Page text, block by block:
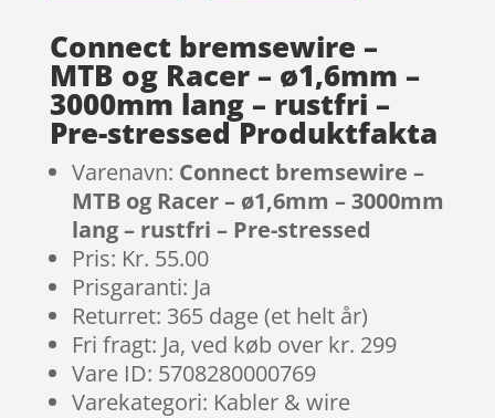
Connect bremsewire –
MTB og Racer – ø1,6mm –
3000mm lang – rustfri –
Pre-stressed Produktfakta
Varenavn: Connect bremsewire –
MTB og Racer – ø1,6mm – 3000mm
lang – rustfri – Pre-stressed
Pris: Kr. 55.00
Prisgaranti: Ja
Returret: 365 dage (et helt år)
Fri fragt: Ja, ved køb over kr. 299
Vare ID: 5708280000769
Varekategori: Kabler & wire